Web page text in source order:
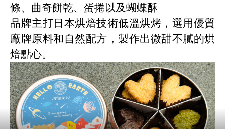
條、曲奇餅乾、蛋捲以及蝴蝶酥
品牌主打日本烘焙技術低溫烘烤，選用優質
廠牌原料和自然配方，製作出微甜不膩的烘
焙點心。